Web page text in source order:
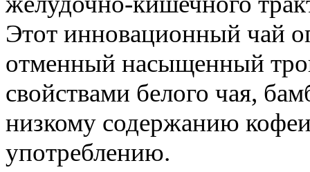
Этот инновационный чай
отменный насыщенный
свойствами белого чая,
низкому содержанию
употреблению.